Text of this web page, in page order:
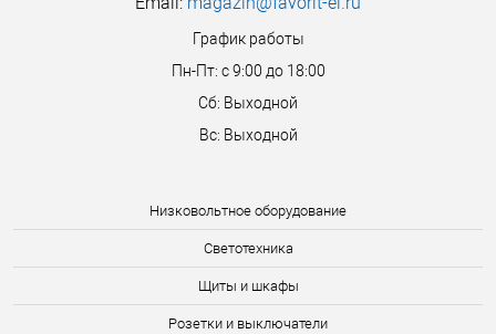
Низковольтное оборудование
Светотехника
Щиты и шкафы
Розетки и выключатели
График работы
Пн-Пт: с 9:00 до 18:00
Сб: Выходной
Вс: Выходной